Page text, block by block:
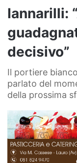
Iannarilli:
decisivo”
Il portiere
parlato del
della prossima